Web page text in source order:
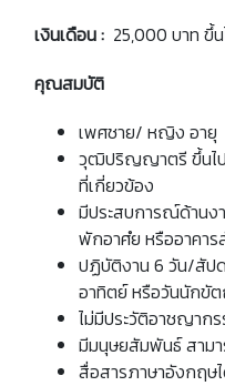
เงินเดือน : 25,000 บาท ขึ้น
คุณสมบัติ
เพศชาย/ หญิง อา
วุฒิปริญญาตรี ขึ้นไป
ที่เกี่ยวข้อง
มีประสบการณ์ด้านง
พักอาศํย หรืออาคาร
ปฏิบัติงาน 6 วัน/สัป
อาทิตย์ หรือวันนักขั
ไม่มีประวัติอาชญาก
มีมนุษยสัมพันธ์ สามา
สื่อสารภาษาอังกฤษ